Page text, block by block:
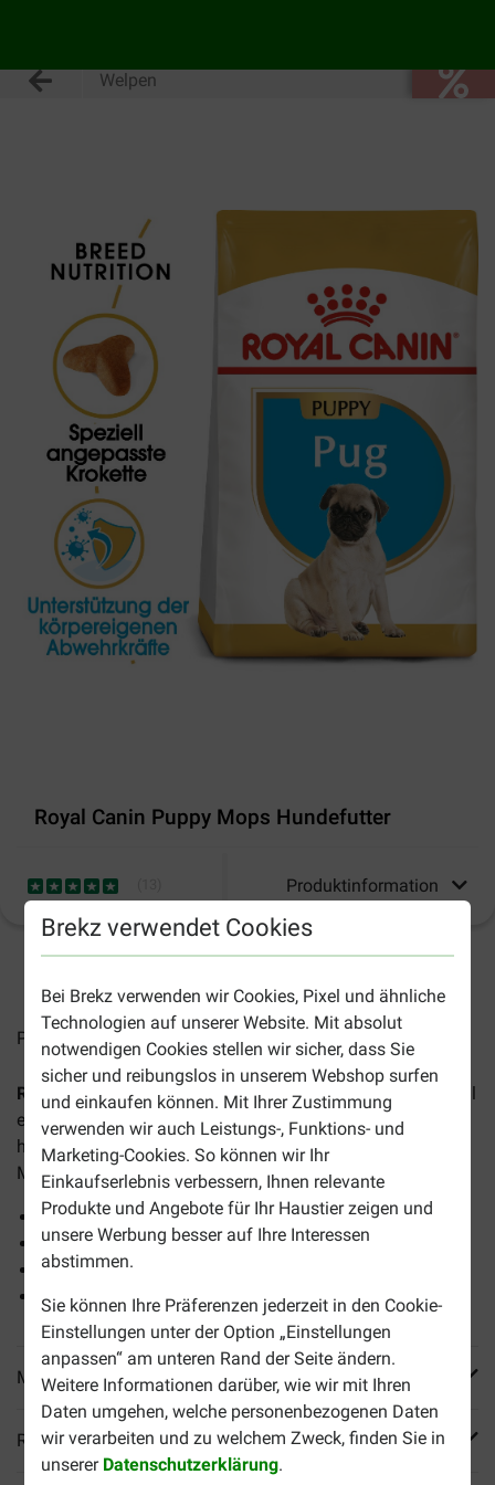
Brekz verwendet Cookies
Bei Brekz verwenden wir Cookies, Pixel und ähnliche
Technologien auf unserer Website. Mit absolut
notwendigen Cookies stellen wir sicher, dass Sie
sicher und reibungslos in unserem Webshop surfen
und einkaufen können. Mit Ihrer Zustimmung
verwenden wir auch Leistungs-, Funktions- und
Marketing-Cookies. So können wir Ihr
Einkaufserlebnis verbessern, Ihnen relevante
Produkte und Angebote für Ihr Haustier zeigen und
unsere Werbung besser auf Ihre Interessen
abstimmen.
Sie können Ihre Präferenzen jederzeit in den Cookie-
Einstellungen unter der Option „Einstellungen
anpassen“ am unteren Rand der Seite ändern.
Weitere Informationen darüber, wie wir mit Ihren
Daten umgehen, welche personenbezogenen Daten
wir verarbeiten und zu welchem Zweck, finden Sie in
unserer Datenschutzerklärung.
Welpen
Royal Canin Puppy Mops Hundefutter
Produktinformation
Preise inkl. MwSt zzgl. Versandkosten
Royal Canin Puppy Mops (Pug) Hundefutterist ein speziell
entwickeltes Trockenfutter für Mops-Welpen und
heranwachsende Mopshunde bis zu einem Alter von 10
Monaten.
Gesunde Haut
Hohe Verträglichkeit
Unterstützung der Abwehrkräfte
Optimale Nahrungsaufnahme
Mehr Produktinfos
Reviews